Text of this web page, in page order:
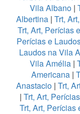
Vila Albano|
Albertina | Trt,
Trt, Art, Perícias
Perícias e
Laudos na Vila
Vila Amélia |
Americana|
Anastacio | Trt,
| Trt, Art,
Trt, Art,